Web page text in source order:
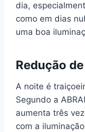
dia,
como em dias
uma boa
Redução
A noite é
Segundo a
aumenta três
com a